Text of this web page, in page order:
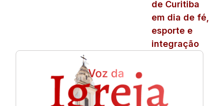
de Curitiba
em dia de fé,
esporte e
integração